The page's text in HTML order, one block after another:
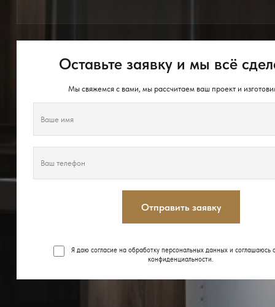
Оставьте заявку и мы всё
Мы свяжемся с вами, мы рассчитаем ваш проект и
Отправить заявку
Я даю согласие на обработку персональных данных и соглашаюсь
конфиденциальности.